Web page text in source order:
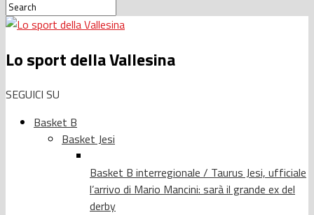
Lo sport della Vallesina
SEGUICI SU
Basket B
Basket Jesi
Basket B interregionale / Taurus Jesi, ufficiale
l’arrivo di Mario Mancini: sarà il grande ex del
derby